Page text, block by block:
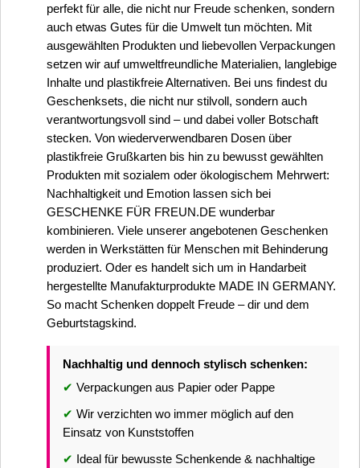
perfekt für alle, die nicht nur Freude schenken, sondern
auch etwas Gutes für die Umwelt tun möchten. Mit
ausgewählten Produkten und liebevollen Verpackungen
setzen wir auf umweltfreundliche Materialien, langlebige
Inhalte und plastikfreie Alternativen. Bei uns findest du
Geschenksets, die nicht nur stilvoll, sondern auch
verantwortungsvoll sind – und dabei voller Botschaft
stecken. Von wiederverwendbaren Dosen über
plastikfreie Grußkarten bis hin zu bewusst gewählten
Produkten mit sozialem oder ökologischem Mehrwert:
Nachhaltigkeit und Emotion lassen sich bei
GESCHENKE FÜR FREUN.DE wunderbar
kombinieren. Viele unserer angebotenen Geschenken
werden in Werkstätten für Menschen mit Behinderung
produziert. Oder es handelt sich um in Handarbeit
hergestellte Manufakturprodukte MADE IN GERMANY.
So macht Schenken doppelt Freude – dir und dem
Geburtstagskind.
Nachhaltig und dennoch stylisch schenken:
✔ Verpackungen aus Papier oder Pappe
✔ Wir verzichten wo immer möglich auf den
Einsatz von Kunststoffen
✔ Ideal für bewusste Schenkende & nachhaltige